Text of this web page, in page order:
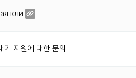
кли
지원에 대한 문의